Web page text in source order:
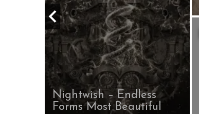
Nightwish – Endless
Forms Most Beautiful